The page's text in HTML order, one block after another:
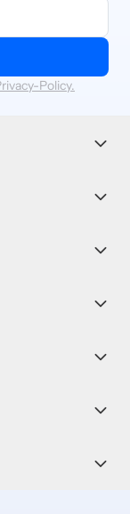
Policy.